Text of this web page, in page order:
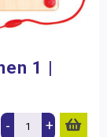
1 |
- +